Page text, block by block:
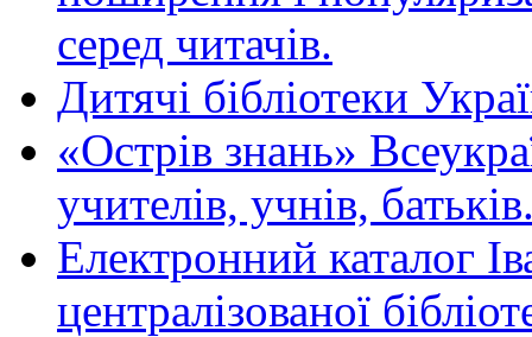
серед читачів.
Дитячі бібліотеки
«Острів знань»
учителів, учнів,
Електронний каталог
централізованої